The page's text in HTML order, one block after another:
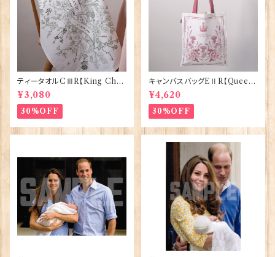
ティータオルCⅢR【King Char
lesⅢ Coronation】Victoria
Eggs 50129
¥3,080
30%OFF
キャンバスバッグEⅡR【Queen
ElizabethⅡ Commemorativ
e】Victoria Eggs 90332
¥4,620
30%OFF